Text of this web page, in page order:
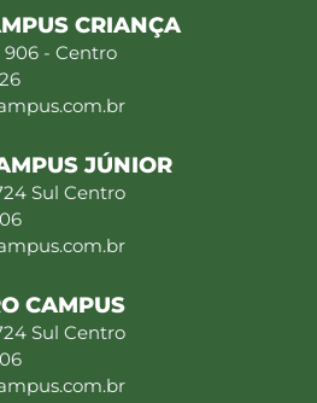
CRIANÇA
- Centro
JÚNIOR
Sul Centro
CAMPUS
Sul Centro